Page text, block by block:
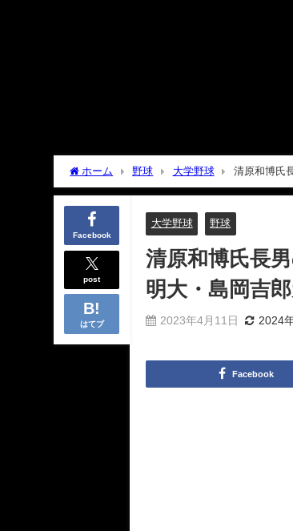
ホーム 野球 大学野球 清原和博氏
Facebook
post
はてブ
大学野球 野球
清原和博氏長
明大・島岡吉
2023年4月11日 2024
Facebook